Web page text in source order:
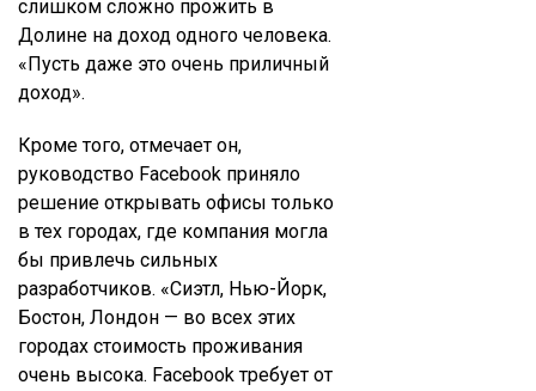
слишком сложно прожить в
Долине на доход одного человека.
«Пусть даже это очень приличный
доход».
Кроме того, отмечает он,
руководство Facebook приняло
решение открывать офисы только
в тех городах, где компания могла
бы привлечь сильных
разработчиков. «Сиэтл, Нью-Йорк,
Бостон, Лондон — во всех этих
городах стоимость проживания
очень высока. Facebook требует от